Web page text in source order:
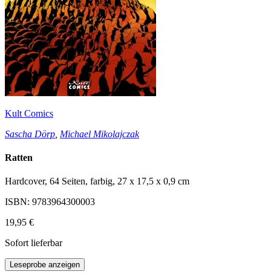
Kult Comics
Sascha Dörp Michael Mikolajczak
Ratten
Hardcover, 64 Seiten, farbig, 27 x 17,5 x 0,9 cm
ISBN: 9783964300003
19,95 €
Sofort lieferbar
Leseprobe anzeigen